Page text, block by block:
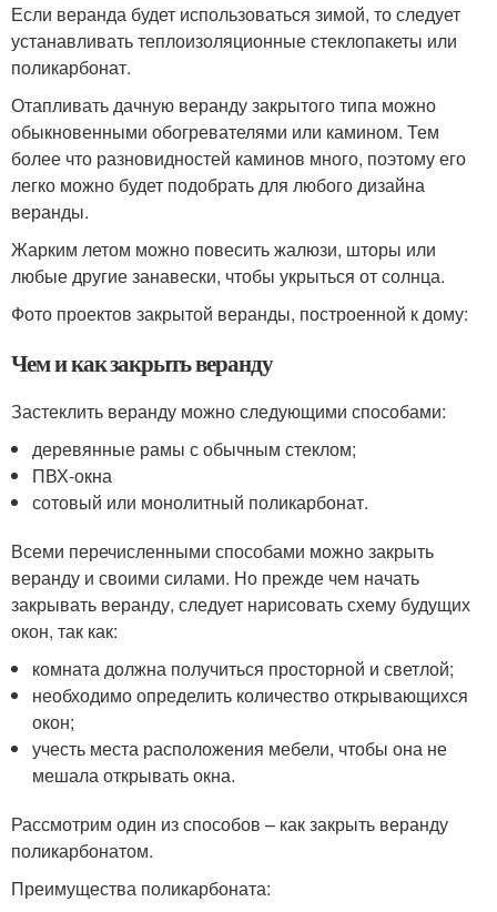
Если веранда будет использоваться зимой, то следует
устанавливать теплоизоляционные стеклопакеты или
поликарбонат.
Отапливать дачную веранду закрытого типа можно
обыкновенными обогревателями или камином. Тем
более что разновидностей каминов много, поэтому его
легко можно будет подобрать для любого дизайна
веранды.
Жарким летом можно повесить жалюзи, шторы или
любые другие занавески, чтобы укрыться от солнца.
Фото проектов закрытой веранды, построенной к дому:
Чем и как закрыть веранду
Застеклить веранду можно следующими способами:
деревянные рамы с обычным стеклом;
ПВХ-окна
сотовый или монолитный поликарбонат.
Всеми перечисленными способами можно закрыть
веранду и своими силами. Но прежде чем начать
закрывать веранду, следует нарисовать схему будущих
окон, так как:
комната должна получиться просторной и светлой;
необходимо определить количество открывающихся
окон;
учесть места расположения мебели, чтобы она не
мешала открывать окна.
Рассмотрим один из способов – как закрыть веранду
поликарбонатом.
Преимущества поликарбоната: